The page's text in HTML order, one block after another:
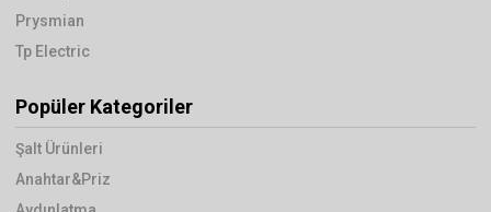
Prysmian
Tp Electric
Popüler Kategoriler
Şalt Ürünleri
Anahtar&Priz